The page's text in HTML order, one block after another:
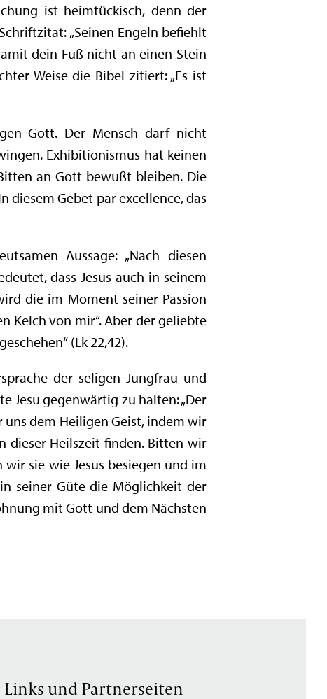
ist heimtückisch, denn der
„Seinen Engeln befiehlt
dein Fuß nicht an einen Stein
Weise die Bibel zitiert: „Es ist
Gott. Der Mensch darf nicht
Exhibitionismus hat keinen
an Gott bewußt bleiben. Die
diesem Gebet par excellence, das
Aussage: „Nach diesen
dass Jesus auch in seinem
die im Moment seiner Passion
Kelch von mir“. Aber der geliebte
(Lk 22,42).
der seligen Jungfrau und
Jesu gegenwärtig zu halten: „Der
dem Heiligen Geist, indem wir
dieser Heilszeit finden. Bitten wir
sie wie Jesus besiegen und im
seiner Güte die Möglichkeit der
mit Gott und dem Nächsten
und Partnerseiten